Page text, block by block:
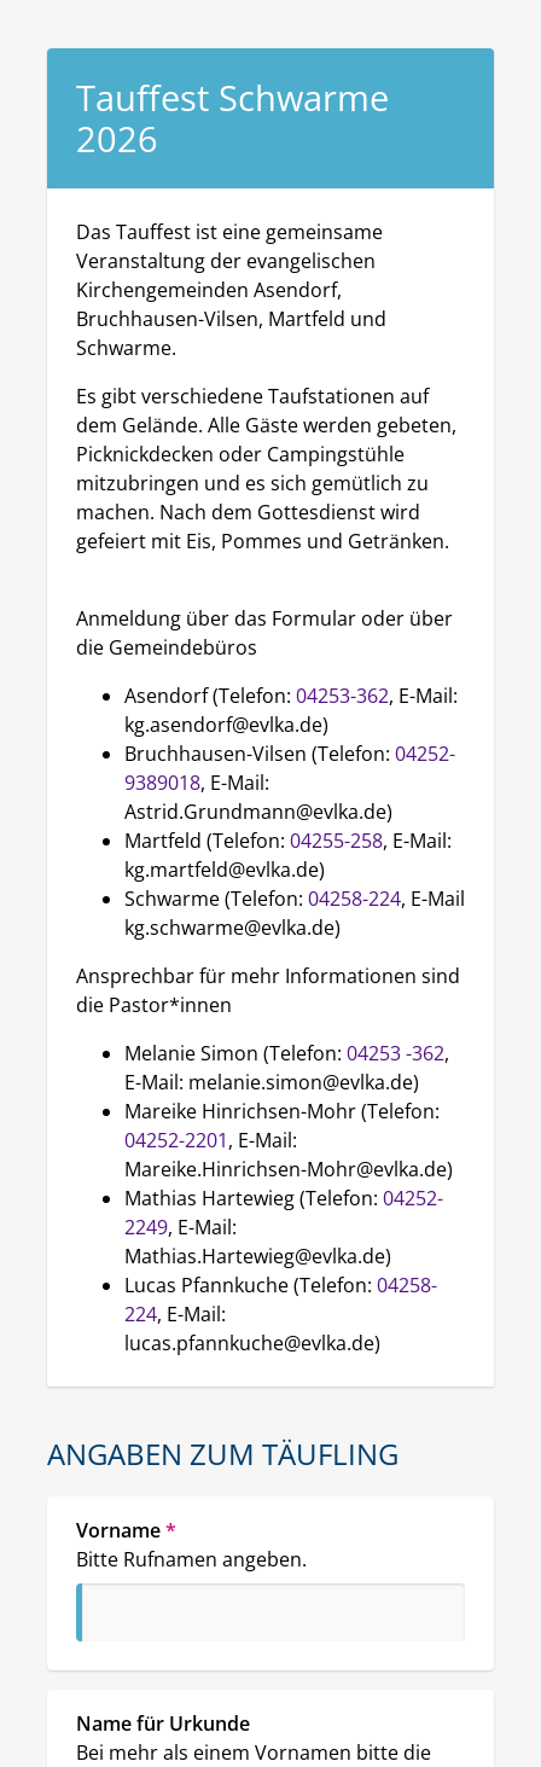
Tauffest Schwarme
2026
Das Tauffest ist eine gemeinsame
Veranstaltung der evangelischen
Kirchengemeinden Asendorf,
Bruchhausen-Vilsen, Martfeld und
Schwarme.
Es gibt verschiedene Taufstationen auf
dem Gelände. Alle Gäste werden gebeten,
Picknickdecken oder Campingstühle
mitzubringen und es sich gemütlich zu
machen. Nach dem Gottesdienst wird
gefeiert mit Eis, Pommes und Getränken.
Anmeldung über das Formular oder über
die Gemeindebüros
Asendorf (Telefon: 04253-362, E-Mail:
kg.asendorf@evlka.de)
Bruchhausen-Vilsen (Telefon: 04252-
9389018, E-Mail:
Astrid.Grundmann@evlka.de)
Martfeld (Telefon: 04255-258, E-Mail:
kg.martfeld@evlka.de)
Schwarme (Telefon: 04258-224, E-Mail
kg.schwarme@evlka.de)
Ansprechbar für mehr Informationen sind
die Pastor*innen
Melanie Simon (Telefon: 04253 -362,
E-Mail: melanie.simon@evlka.de)
Mareike Hinrichsen-Mohr (Telefon:
04252-2201, E-Mail:
Mareike.Hinrichsen-Mohr@evlka.de)
Mathias Hartewieg (Telefon: 04252-
2249, E-Mail:
Mathias.Hartewieg@evlka.de)
Lucas Pfannkuche (Telefon: 04258-
224, E-Mail:
lucas.pfannkuche@evlka.de)
ANGABEN ZUM TÄUFLING
Vorname*
Bitte Rufnamen angeben.
Name für Urkunde
Bei mehr als einem Vornamen bitte die